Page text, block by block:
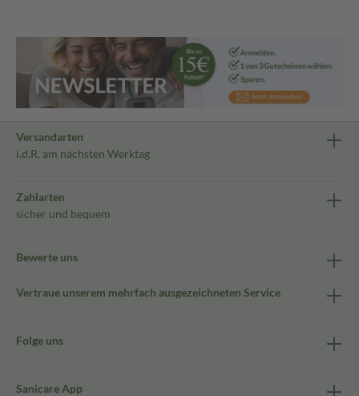
Versandarten
i.d.R. am nächsten Werktag
Zahlarten
sicher und bequem
Bewerte uns
Vertraue unserem mehrfach ausgezeichneten Service
Folge uns
Sanicare App